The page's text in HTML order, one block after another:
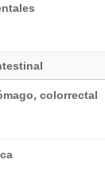
colorrectal